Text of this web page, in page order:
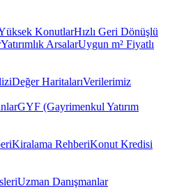
KonutlarHızlı Geri Dönüşlü
Yatırımlık ArsalarUygun m² Fiyatlı
Değer HaritalarıVerilerimiz
GYF (Gayrimenkul Yatırım
Kiralama RehberiKonut Kredisi
Uzman Danışmanlar